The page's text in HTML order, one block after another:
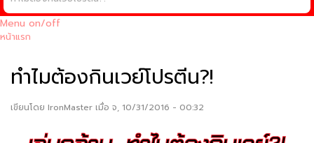
Menu on/off
หน้าแรก
ทำไมต้องกินเวย์โปรตีน?!
เขียนโดย IronMaster เมื่อ จ, 10/31/2016 - 00:32